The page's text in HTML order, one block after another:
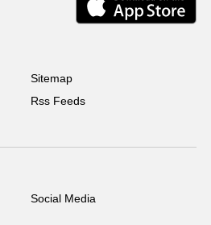
Sitemap
Rss Feeds
Social Media